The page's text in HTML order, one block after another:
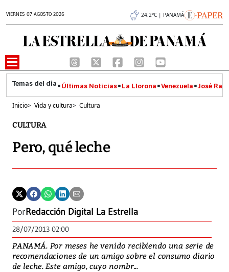
VIERNES 07 AGOSTO 2026 24.2°C | PANAMÁ
Últimas Noticias La Llorona Venezuela José
Inicio> Vida y cultura> Cultura
CULTURA
Pero, qué leche
PorRedacción Digital La Estrella
28/07/2013 02:00
PANAMÁ. Por meses he venido recibiendo una serie de
recomendaciones de un amigo sobre el consumo diario
de leche. Este amigo, cuyo nombr...